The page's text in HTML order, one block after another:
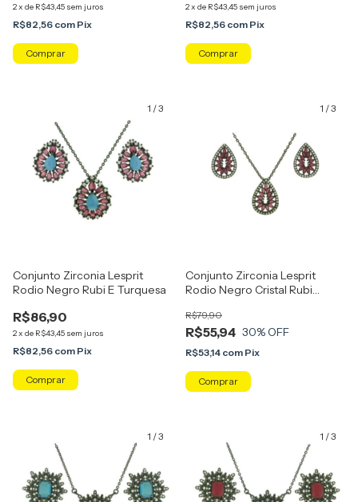
2x de R$43,45 sem juros
R$82,56 com Pix
2x de R$43,45 sem juros
R$82,56 com Pix
1 /3
Conjunto Zirconia Lesprit
Rodio Negro Rubi E Turquesa
R$86,90
2x de R$43,45 sem juros
R$82,56 com Pix
1 /3
Conjunto Zirconia Lesprit
Rodio Negro Cristal Rubi
R$55,94
R$79,90
30% OFF
R$53,14 com Pix
1 /3 1 /3